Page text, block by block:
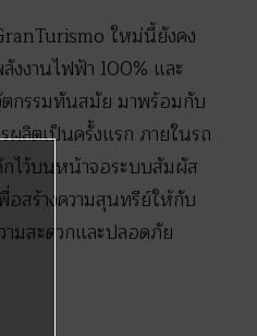
ใหม่นี้ยังคง
งงานไฟฟ้า 100% และ
ตกรรมทันสมัย มาพร้อมกับ
ลิตเป็นครั้งแรก ภายในรถ
ไว้บนหน้าจอระบบสัมผัส
อสร้างความสุนทรีย์ให้กับ
มสะดวกและปลอดภัย